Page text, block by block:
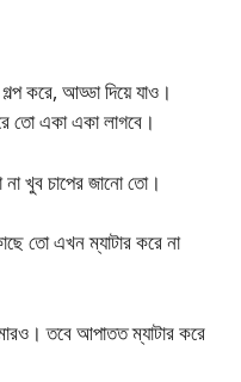
করে, আড্ডা দিয়ে যাও।
তো একা একা লাগবে।
না খুব চাপের জানো তো।
তো এখন ম্যাটার করে না
তবে আপাতত ম্যাটার করে